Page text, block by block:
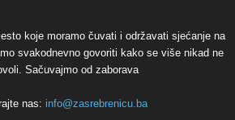
koje moramo čuvati i održavati sjećanje na
svakodnevno govoriti kako se više nikad ne
Sačuvajmo od zaborava
nas: info@zasrebrenicu.ba